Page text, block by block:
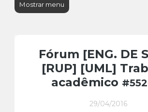
Mostrar menu
Fórum [ENG. DE
[RUP] [UML]
acadêmico
29/04/2016